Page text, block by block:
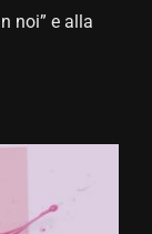
noi” e alla